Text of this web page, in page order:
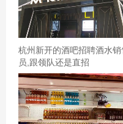
杭州新开的酒吧招聘酒水销
员,跟领队还是直招